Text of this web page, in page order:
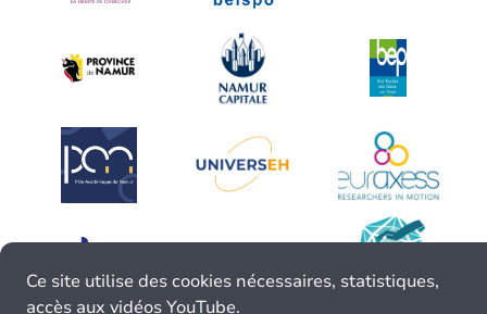
Ce site utilise des cookies nécessaires, statistiques,
accès aux vidéos YouTube.